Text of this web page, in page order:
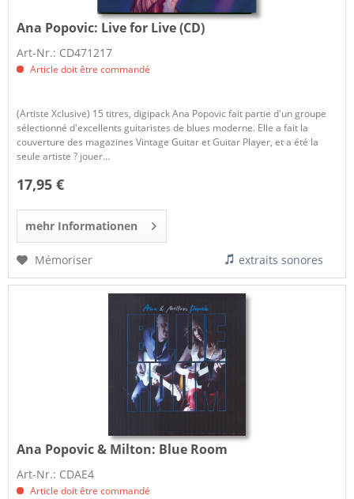
Ana Popovic: Live for Live (CD)
Art-Nr.: CD471217
Article doit être commandé
(Artiste Xclusive) 15 titres, digipack Ana Popovic fait partie d'un groupe
sélectionné d'excellents guitaristes de blues moderne. Elle a fait la
couverture des magazines Vintage Guitar et Guitar Player, et a été la
seule artiste ? jouer...
17,95 €
mehr Informationen
Mémoriser extraits sonores
Ana Popovic & Milton: Blue Room
Art-Nr.: CDAE4
Article doit être commandé